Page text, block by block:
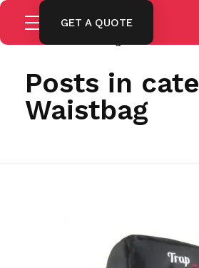
GET A QUOTE
Home
Posts in
Waistbag